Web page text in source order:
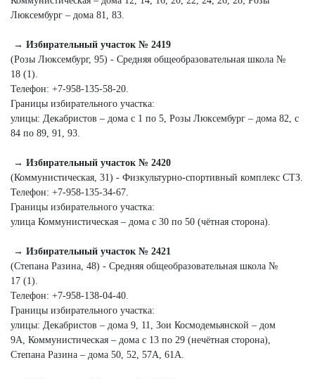
Люксембург – дома 81, 83.
→ Избирательный участок № 2419
(Розы Люксембург, 95) - Средняя общеобразовательная школа №
18 (1).
Телефон: +7‑958‑135‑58‑20.
Границы избирательного участка:
улицы: Декабристов – дома с 1 по 5, Розы Люксембург – дома 82, с
84 по 89, 91, 93.
→ Избирательный участок № 2420
(Коммунистическая, 31) - Физкультурно-­спортивный комплекс СТЗ.
Телефон: +7‑958‑135‑34‑67.
Границы избирательного участка:
улица Коммунистическая – дома с 30 по 50 (чётная сторона).
→ Избирательный участок № 2421
(Степана Разина, 48) - Средняя общеобразовательная школа №
17 (1).
Телефон: +7‑958‑138‑04‑40.
Границы избирательного участка:
улицы: Декабристов – дома 9, 11, Зои Космодемьянской – дом
9А, Коммунистическая – дома с 13 по 29 (нечётная сторона),
Степана Разина – дома 50, 52, 57А, 61А.